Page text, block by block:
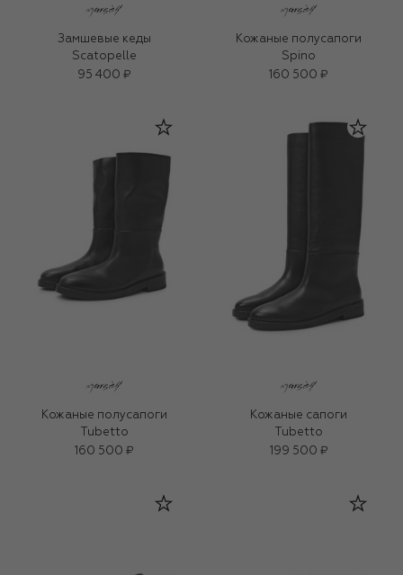
Замшевые кеды
Scatopelle
95 400 ₽
Кожаные полусапоги
Spino
160 500 ₽
Кожаные полусапоги
Tubetto
160 500 ₽
Кожаные сапоги
Tubetto
199 500 ₽